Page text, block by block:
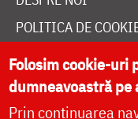
POLITICA DE
DONEAZĂ ONLINE
LIVE
Folosim cookie-
dumneavoastră pe
Prin continuarea